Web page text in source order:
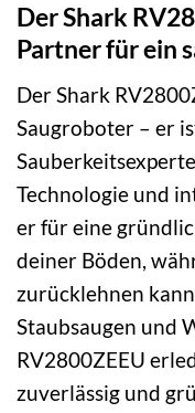
Der Shark
Partner für ein
Der Shark
Saugroboter – er
Technologie und
er für eine
deiner Böden,
zurücklehnen
Staubsaugen und
RV2800ZEEU
zuverlässig und